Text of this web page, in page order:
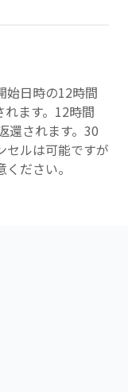
ください。
ください。
ますのでご理解
始日時の12時間
ます。12時間
還されます。30
セルは可能ですが
ださい。